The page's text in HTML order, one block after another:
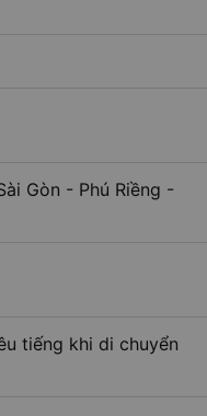
Gòn - Phú Riềng -
tiếng khi di chuyển